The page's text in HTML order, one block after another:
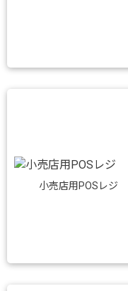
小売店用POSレジ